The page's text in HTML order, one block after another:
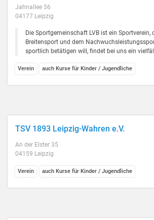
Jahnallee 56
04177 Leipzig
Die Sportgemeinschaft LVB ist ein Sportverein,
Breitensport und dem
sportlich betätigen will, findet bei uns ein
Verein auch Kurse für Kinder / Jugendliche
TSV 1893 Leipzig-Wahren e.V.
An der Elster 35
04159 Leipzig
Verein auch Kurse für Kinder / Jugendliche